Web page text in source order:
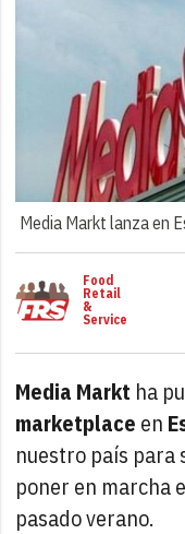
Media Markt lanza en
Food
Retail
&
Service
Media Markt ha
marketplace en
nuestro país para
poner en marcha
pasado verano.